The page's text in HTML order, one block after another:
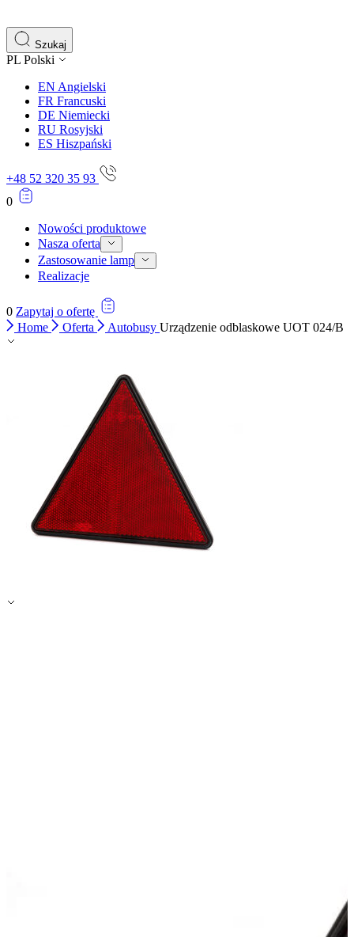
Szukaj
PL Polski
EN Angielski
FR Francuski
DE Niemiecki
RU Rosyjski
ES Hiszpański
+48 52 320 35 93
0
Nowości produktowe
Nasza oferta
Zastosowanie lamp
Realizacje
0 Zapytaj o ofertę
Home
Oferta Autobusy Urządzenie odblaskowe UOT 024/B
istotne i interesujące dla poszczególnych użytkowników
Nieklasyfikowane
Nieklasyfikowane pliki cookie, to pliki, które są w